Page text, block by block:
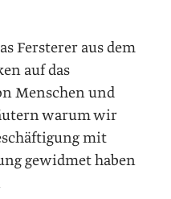
Fersterer aus dem
auf das
Menschen und
warum wir
mit
gewidmet haben